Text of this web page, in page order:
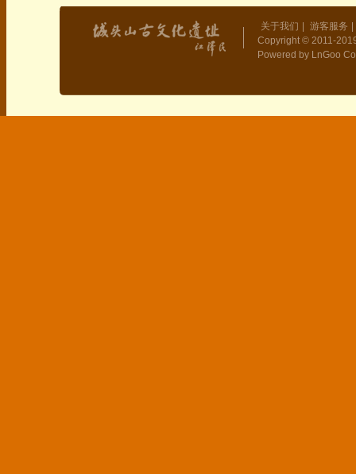
关于我们 游客服务
Copyright © 2011-
Powered by LnGoo